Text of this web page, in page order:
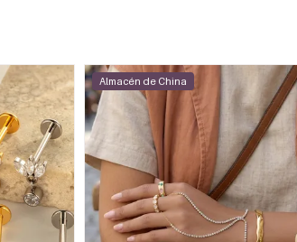
Almacén de China